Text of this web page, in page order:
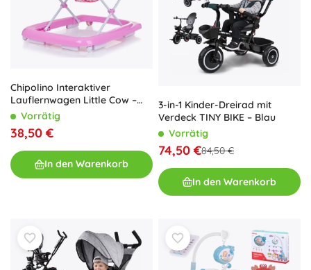
Chipolino Interaktiver
Lauflernwagen Little Cow –
PinkVorrätig
38,50 €
In den Warenkorb
3-in-1 Kinder-Dreirad mit
Verdeck TINY BIKE – Blau
Vorrätig
74,50 €84,50 €
In den Warenkorb